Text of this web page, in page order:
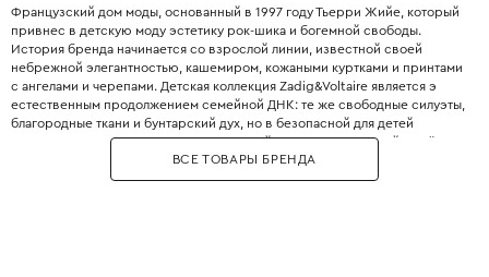
Французский дом моды, основанный в 1997 году Тьерри Жийе, который
привнес в детскую моду эстетику рок-шика и богемной свободы.
История бренда начинается со взрослой линии, известной своей
небрежной элегантностью, кашемиром, кожаными куртками и принтами
с ангелами и черепами. Детская коллекция Zadig&Voltaire является э
естественным продолжением семейной ДНК: те же свободные силуэты,
благородные ткани и бунтарский дух, но в безопасной для детей
интерпретации. Бренд использует мягкий кашемир, струящийся шёлк,
органический хлопок и веганские материалы. В каждой коллекции -
узнаваемые худи с логотипом бренда, лёгкие платья с асимметричным
ВСЕ ТОВАРЫ БРЕНДА